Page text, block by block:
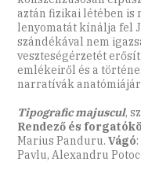
aztán fizikai létében is
lenyomatát kínálja fel
szándékával nem
veszteségérzetét
emlékeiről és a
narratívák
Tipografic majuscul,
Rendező és
Marius Panduru.Vágó
Pavlu, Alexandru